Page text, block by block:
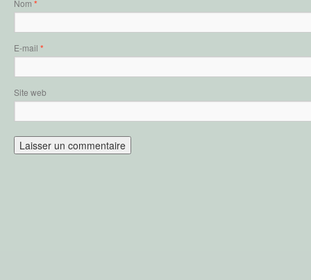
Nom *
E-mail *
Site web